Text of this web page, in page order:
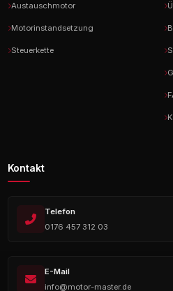
Austauschmotor
Motorinstandsetzung
Steuerkette
Kontakt
Telefon
0176 457 312 03
E-Mail
info@motor-master.de